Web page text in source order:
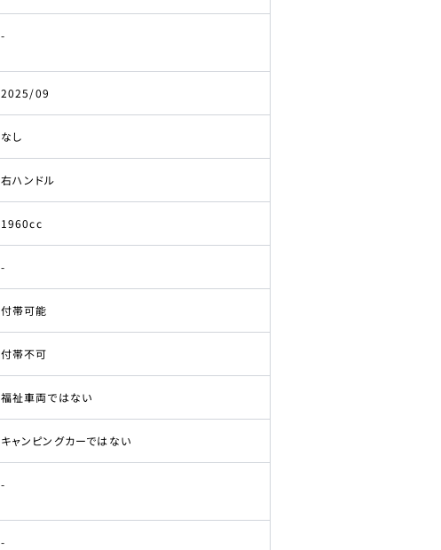
-
2025/09
なし
右ハンドル
1960cc
-
付帯可能
付帯不可
福祉車両ではない
キャンピングカーではない
-
-